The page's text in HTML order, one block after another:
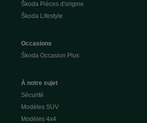
Škoda Pièces d'origine
Škoda Lifestyle
Occasions
Škoda Occasion Plus
À notre sujet
Sécurité
Modèles SUV
Modèles 4x4